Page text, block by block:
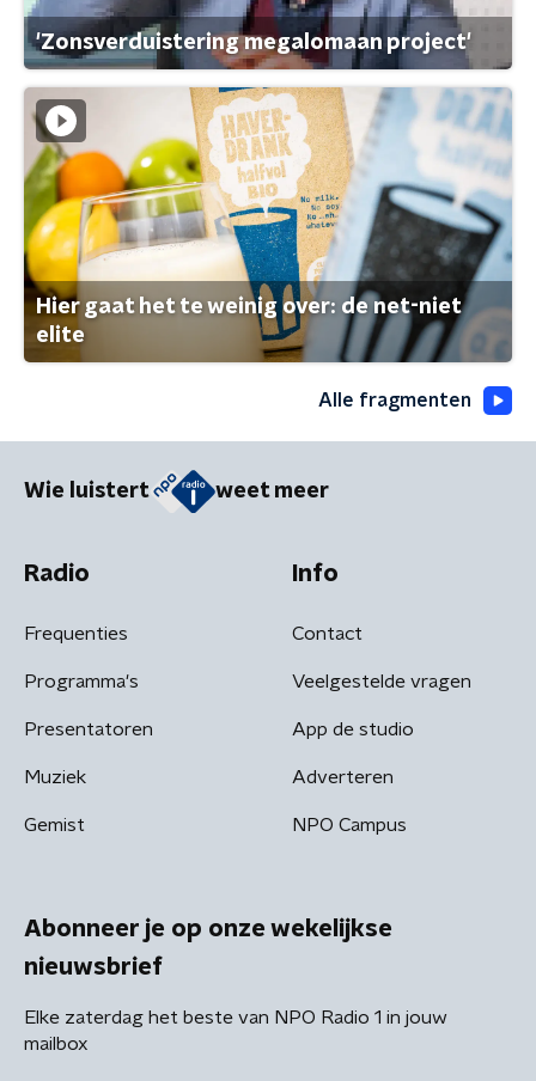
'Zonsverduistering megalomaan project'
Hier gaat het te weinig over: de net-niet
elite
Alle fragmenten
Wie luistert weet meer
Radio
Frequenties
Programma's
Presentatoren
Muziek
Gemist
Info
Contact
Veelgestelde vragen
App de studio
Adverteren
NPO Campus
Abonneer je op onze wekelijkse
nieuwsbrief
Elke zaterdag het beste van NPO Radio 1 in jouw
mailbox